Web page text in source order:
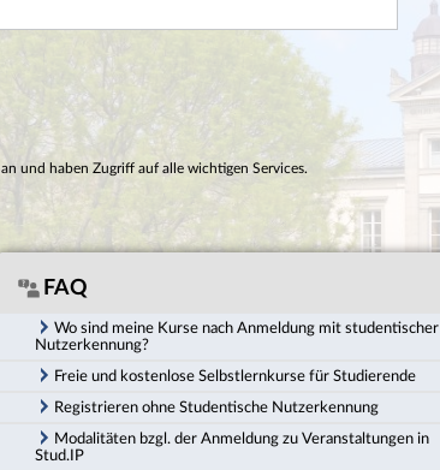
an und haben Zugriff auf alle wichtigen Services.
FAQ
Wo sind meine Kurse nach Anmeldung mit studentischer
Nutzerkennung?
Freie und kostenlose Selbstlernkurse für Studierende
Registrieren ohne Studentische Nutzerkennung
Modalitäten bzgl. der Anmeldung zu Veranstaltungen in
Stud.IP